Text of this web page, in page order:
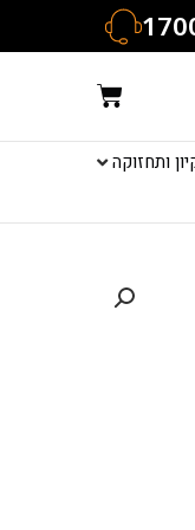
עגלת
קניות
ותחזוקה